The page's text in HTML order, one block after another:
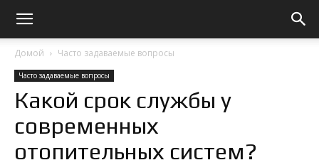
Домой Часто задаваемые вопросы
Часто задаваемые вопросы
Какой срок службы у
современных
отопительных систем?